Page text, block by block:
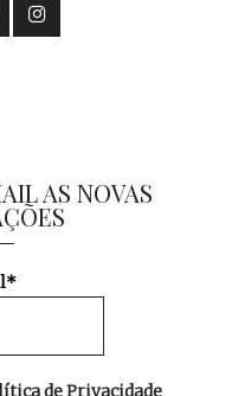
AS NOVAS
de Privacidade